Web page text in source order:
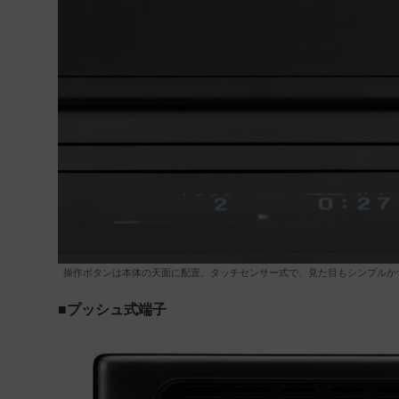
操作ボタンは本体の天面に配置。タッチセンサー式で、見た目もシンプル
■プッシュ式端子